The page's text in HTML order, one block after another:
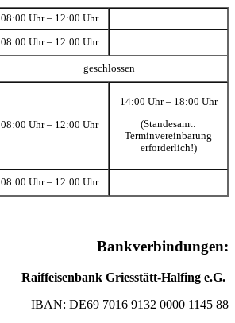
08:00 Uhr – 12:00 Uhr
08:00 Uhr – 12:00 Uhr
geschlossen
08:00 Uhr – 12:00 Uhr
14:00 Uhr – 18:00 Uhr
(Standesamt:
Terminvereinbarung
erforderlich!)
08:00 Uhr – 12:00 Uhr
Bankverbindungen:
Raiffeisenbank Griesstätt-Halfing e.G.
IBAN: DE69 7016 9132 0000 1145 88